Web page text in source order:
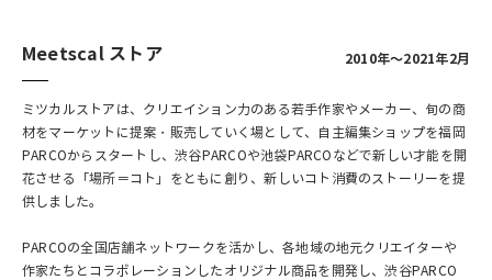
Meetscal ストア 2010年～2021年2月
ミツカルストアは、クリエイション力のある若手作家やメーカー、旬の商
材をマーケットに提案・販売していく場として、自主編集ショップを福岡
PARCOからスタートし、渋谷PARCOや池袋PARCOなどで新しい才能を開
花させる「場所＝コト」をともに創り、新しいコト消費のストーリーを提
供しました。
PARCOの全国店舗ネットワークを活かし、各地域の地元クリエイターや
作家たちとコラボレーションしたオリジナル商品を開発し、渋谷PARCO